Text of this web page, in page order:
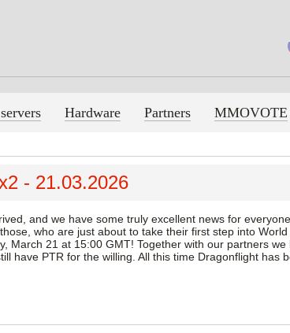
Hardware Partners MMOVOTE
- 21.03.2026
and we have some truly excellent news for
who are just about to take their first step into
March 21 at 15:00 GMT! Together with our partners
have PTR for the willing. All this time Dragonflight has